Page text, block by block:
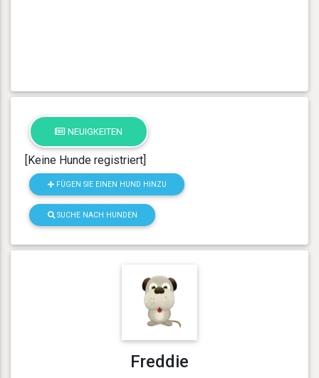
NEUIGKEITEN
[Keine Hunde registriert]
FÜGEN SIE EINEN HUND HINZU
SUCHE NACH HUNDEN
Freddie